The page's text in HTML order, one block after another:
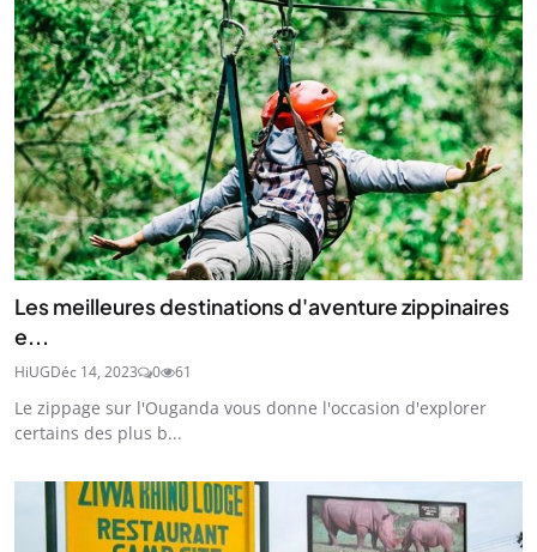
Les meilleures destinations d'aventure zippinaires
e...
HiUGDéc 14, 2023 0 61
Le zippage sur l'Ouganda vous donne l'occasion d'explorer
certains des plus b...